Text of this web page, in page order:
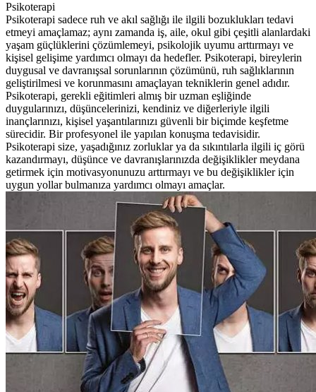
Psikoterapi
Psikoterapi sadece ruh ve akıl sağlığı ile ilgili bozuklukları tedavi
etmeyi amaçlamaz; aynı zamanda iş, aile, okul gibi çeşitli alanlardaki
yaşam güçlüklerini çözümlemeyi, psikolojik uyumu arttırmayı ve
kişisel gelişime yardımcı olmayı da hedefler. Psikoterapi, bireylerin
duygusal ve davranışsal sorunlarının çözümünü, ruh sağlıklarının
geliştirilmesi ve korunmasını amaçlayan tekniklerin genel adıdır.
Psikoterapi, gerekli eğitimleri almış bir uzman eşliğinde
duygularınızı, düşüncelerinizi, kendiniz ve diğerleriyle ilgili
inançlarınızı, kişisel yaşantılarınızı güvenli bir biçimde keşfetme
sürecidir. Bir profesyonel ile yapılan konuşma tedavisidir.
Psikoterapi size, yaşadığınız zorluklar ya da sıkıntılarla ilgili iç görü
kazandırmayı, düşünce ve davranışlarınızda değişiklikler meydana
getirmek için motivasyonunuzu arttırmayı ve bu değişiklikler için
uygun yollar bulmanıza yardımcı olmayı amaçlar.